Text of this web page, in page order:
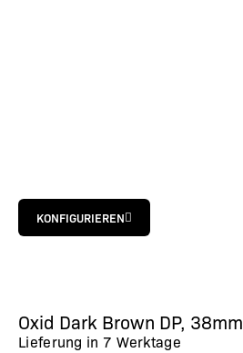
KONFIGURIEREN
Oxid Dark Brown DP, 38mm
Lieferung in 7 Werktage